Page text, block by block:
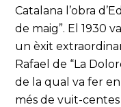
Catalana l’obra
de maig”. El 1930
un èxit
Rafael de “La
de la qual va fer
més de vuit-